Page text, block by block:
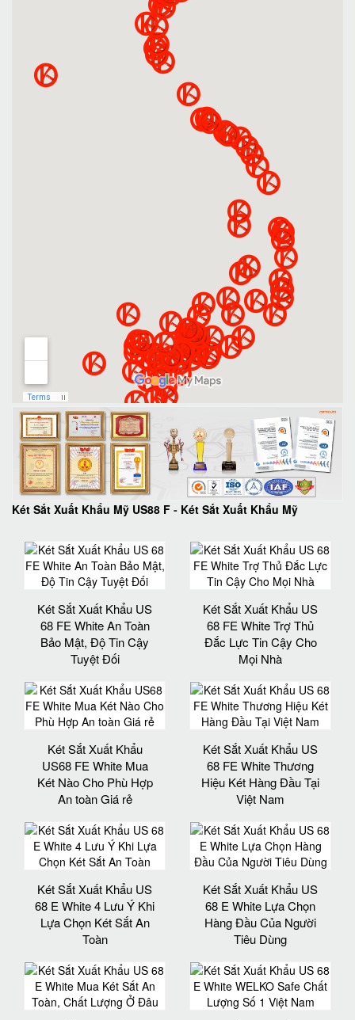
Két Sắt Xuất Khẩu Mỹ US88 F - Két Sắt Xuất Khẩu Mỹ
Két Sắt Xuất Khẩu US
68 FE White An Toàn
Bảo Mật, Độ Tin Cậy
Tuyệt Đối
Két Sắt Xuất Khẩu US
68 FE White Trợ Thủ
Đắc Lực Tin Cậy Cho
Mọi Nhà
Két Sắt Xuất Khẩu
US68 FE White Mua
Két Nào Cho Phù Hợp
An toàn Giá rẻ
Két Sắt Xuất Khẩu US
68 FE White Thương
Hiệu Két Hàng Đầu Tại
Việt Nam
Két Sắt Xuất Khẩu US
68 E White 4 Lưu Ý Khi
Lựa Chọn Két Sắt An
Toàn
Két Sắt Xuất Khẩu US
68 E White Lựa Chọn
Hàng Đầu Của Người
Tiêu Dùng